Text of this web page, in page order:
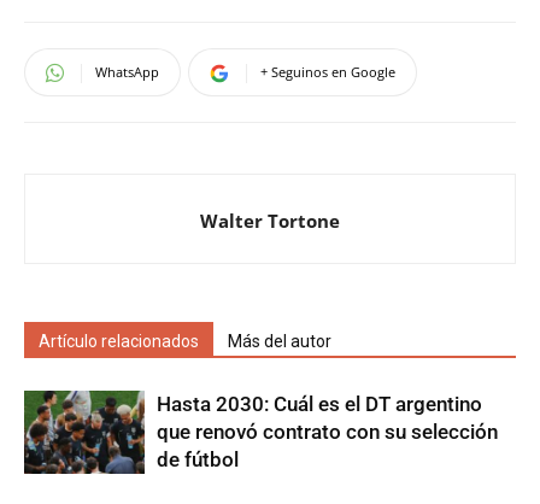
WhatsApp + Seguinos en Google
Walter Tortone
Artículo relacionados Más del autor
Hasta 2030: Cuál es el DT argentino
que renovó contrato con su selección
de fútbol